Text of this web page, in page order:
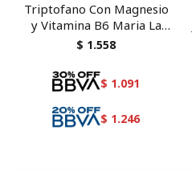
Triptofano Con Magnesio
y Vitamina B6 Maria La
Justicia 60 comprimidos
$ 1.558
$ 1.091
$ 1.246